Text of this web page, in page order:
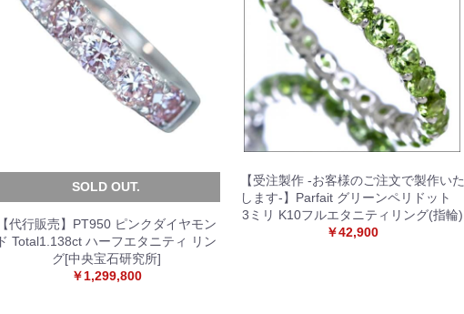
SOLD OUT.
【代行販売】PT950 ピンクダイヤモン
ド Total1.138ct ハーフエタニティ リン
グ[中央宝石研究所]
￥1,299,800
【受注製作 -お客様のご注文で製作いた
します-】Parfait グリーンペリドット
3ミリ K10フルエタニティリング(指輪)
￥42,900